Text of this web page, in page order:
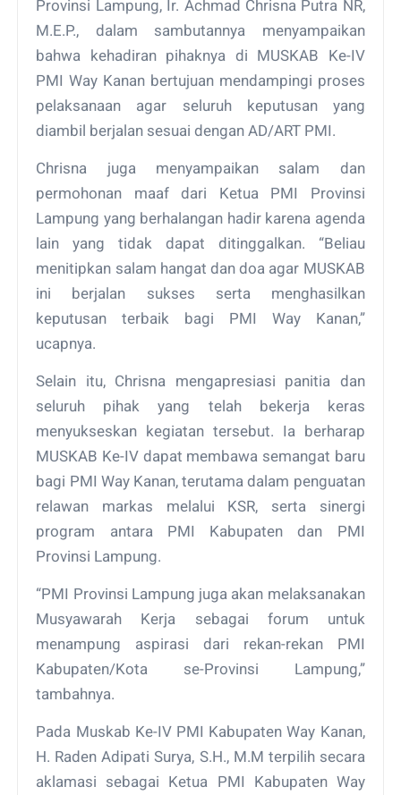
Provinsi Lampung, Ir. Achmad Chrisna Putra NR,
M.E.P., dalam sambutannya menyampaikan
bahwa kehadiran pihaknya di MUSKAB Ke-IV
PMI Way Kanan bertujuan mendampingi proses
pelaksanaan agar seluruh keputusan yang
diambil berjalan sesuai dengan AD/ART PMI.
Chrisna juga menyampaikan salam dan
permohonan maaf dari Ketua PMI Provinsi
Lampung yang berhalangan hadir karena agenda
lain yang tidak dapat ditinggalkan. “Beliau
menitipkan salam hangat dan doa agar MUSKAB
ini berjalan sukses serta menghasilkan
keputusan terbaik bagi PMI Way Kanan,”
ucapnya.
Selain itu, Chrisna mengapresiasi panitia dan
seluruh pihak yang telah bekerja keras
menyukseskan kegiatan tersebut. Ia berharap
MUSKAB Ke-IV dapat membawa semangat baru
bagi PMI Way Kanan, terutama dalam penguatan
relawan markas melalui KSR, serta sinergi
program antara PMI Kabupaten dan PMI
Provinsi Lampung.
“PMI Provinsi Lampung juga akan melaksanakan
Musyawarah Kerja sebagai forum untuk
menampung aspirasi dari rekan-rekan PMI
Kabupaten/Kota se-Provinsi Lampung,”
tambahnya.
Pada Muskab Ke-IV PMI Kabupaten Way Kanan,
H. Raden Adipati Surya, S.H., M.M terpilih secara
aklamasi sebagai Ketua PMI Kabupaten Way